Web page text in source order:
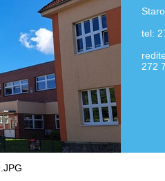
tel:
272